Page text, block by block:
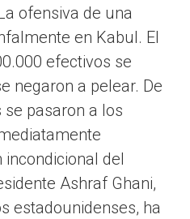
ofensiva de una
en Kabul. El
efectivos se
negaron a pelear. De
pasaron a los
del
Ashraf Ghani,
estadounidenses, ha